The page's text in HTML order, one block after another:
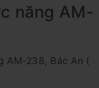
năng AM-
AM-238, Bác An (